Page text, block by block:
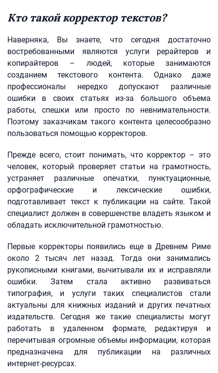
Кто такой корректор текстов?
Наверняка, Вы знаете, что сегодня достаточно
востребованными являются услуги рерайтеров и
копирайтеров – людей, которые занимаются
созданием текстового контента. Однако даже
профессионалы нередко допускают различные
ошибки в своих статьях из-за большого объема
работы, спешки или просто по невнимательности.
Поэтому заказчикам такого контента целесообразно
пользоваться помощью корректоров.
Прежде всего, стоит понимать, что корректор – это
человек, который проверяет статьи на грамотность,
устраняет различные опечатки, пунктуационные,
орфографические и лексические ошибки,
подготавливает текст к публикации на сайте. Такой
специалист должен в совершенстве владеть языком и
обладать исключительной грамотностью.
Первые корректоры появились еще в Древнем Риме
около 2 тысяч лет назад. Тогда они занимались
рукописными книгами, вычитывали их и исправляли
ошибки. Затем стала активно развиваться
типография, и услуги таких специалистов стали
актуальны для книжных изданий и других печатных
издательств. Сегодня же такие специалисты могут
работать в удаленном формате, редактируя и
перечитывая огромные объемы информации, которая
предназначена для публикации на различных
интернет-ресурсах.